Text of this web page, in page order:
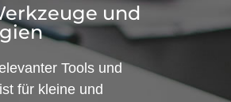
und
Tools und
für kleine und